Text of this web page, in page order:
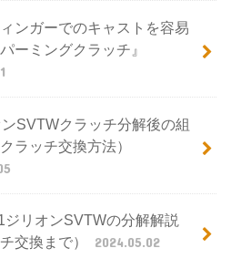
ンガーでのキャストを容易
ーミングクラッチ』
SVTWクラッチ分解後の組
ラッチ交換方法）
ジリオンSVTWの分解解説
交換まで）
2024.05.02